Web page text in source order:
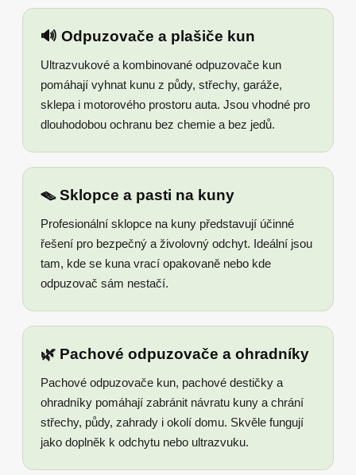
🔊 Odpuzovače a plašiče kun
Ultrazvukové a kombinované odpuzovače kun
pomáhají vyhnat kunu z půdy, střechy, garáže,
sklepa i motorového prostoru auta. Jsou vhodné pro
dlouhodobou ochranu bez chemie a bez jedů.
🪤 Sklopce a pasti na kuny
Profesionální sklopce na kuny představují účinné
řešení pro bezpečný a živolovný odchyt. Ideální jsou
tam, kde se kuna vrací opakovaně nebo kde
odpuzovač sám nestačí.
🌿 Pachové odpuzovače a ohradníky
Pachové odpuzovače kun, pachové destičky a
ohradníky pomáhají zabránit návratu kuny a chrání
střechy, půdy, zahrady i okolí domu. Skvěle fungují
jako doplněk k odchytu nebo ultrazvuku.